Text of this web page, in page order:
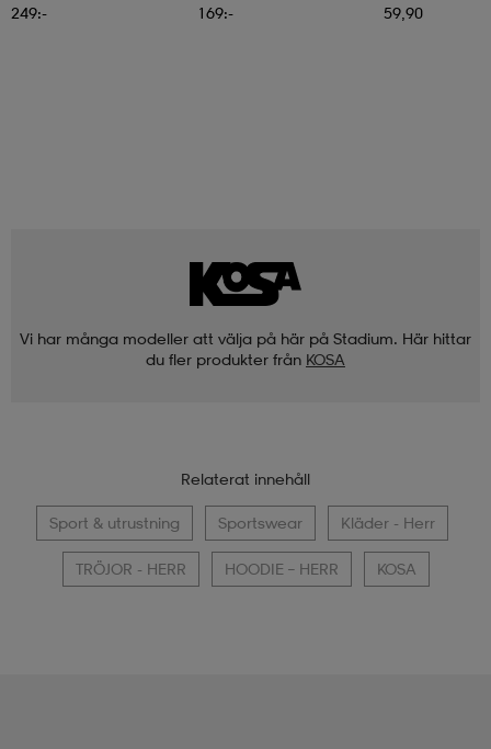
249:- 169:- 59,90
Vi har många modeller att välja på här på Stadium. Här hittar
du fler produkter från KOSA
Relaterat innehåll
Sport & utrustning Sportswear Kläder - Herr
TRÖJOR - HERR HOODIE – HERR KOSA